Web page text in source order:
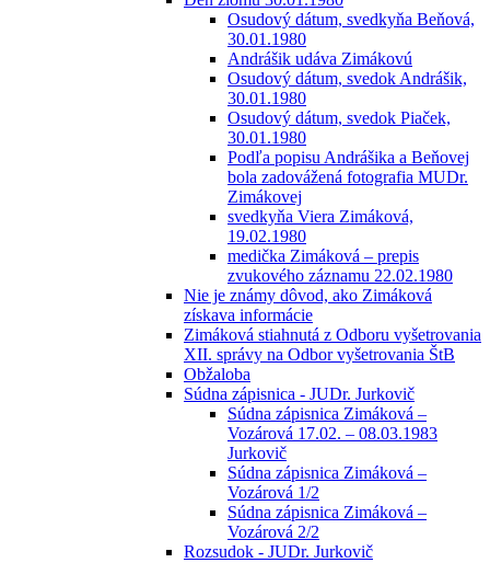
Osudový dátum, svedkyňa Beňová,
30.01.1980
Andrášik udáva Zimákovú
Osudový dátum, svedok Andrášik,
30.01.1980
Osudový dátum, svedok Piaček,
30.01.1980
Podľa popisu Andrášika a Beňovej
bola zadovážená fotografia MUDr.
Zimákovej
svedkyňa Viera Zimáková,
19.02.1980
medička Zimáková – prepis
zvukového záznamu 22.02.1980
Nie je známy dôvod, ako Zimáková
získava informácie
Zimáková stiahnutá z Odboru vyšetrovania
XII. správy na Odbor vyšetrovania ŠtB
Obžaloba
Súdna zápisnica - JUDr. Jurkovič
Súdna zápisnica Zimáková –
Vozárová 17.02. – 08.03.1983
Jurkovič
Súdna zápisnica Zimáková –
Vozárová 1/2
Súdna zápisnica Zimáková –
Vozárová 2/2
Rozsudok - JUDr. Jurkovič